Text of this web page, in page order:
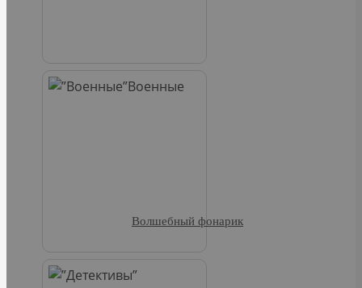
Военные
Волшебный фонарик